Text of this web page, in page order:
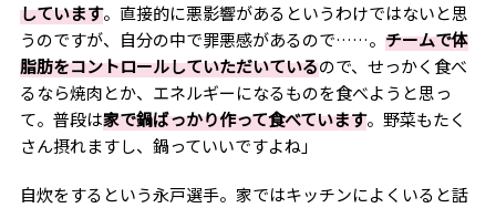
しています。直接的に悪影響があるというわけではないと思
うのですが、自分の中で罪悪感があるので……。 チームで体
脂肪をコントロールしていただいているので、せっかく食べ
るなら焼肉とか、エネルギーになるものを食べようと思っ
て。普段は家で鍋ばっかり作って食べています。野菜もたく
さん摂れますし、鍋っていいですよね」
自炊をするという永戸選手。家ではキッチンによくいると話